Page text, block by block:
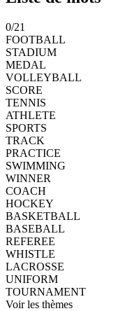
0/21
FOOTBALL
STADIUM
MEDAL
VOLLEYBALL
SCORE
TENNIS
ATHLETE
SPORTS
TRACK
PRACTICE
SWIMMING
WINNER
COACH
HOCKEY
BASKETBALL
BASEBALL
REFEREE
WHISTLE
LACROSSE
UNIFORM
TOURNAMENT
Voir les thèmes